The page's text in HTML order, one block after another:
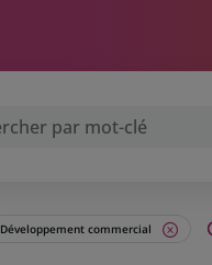
Développement commercial